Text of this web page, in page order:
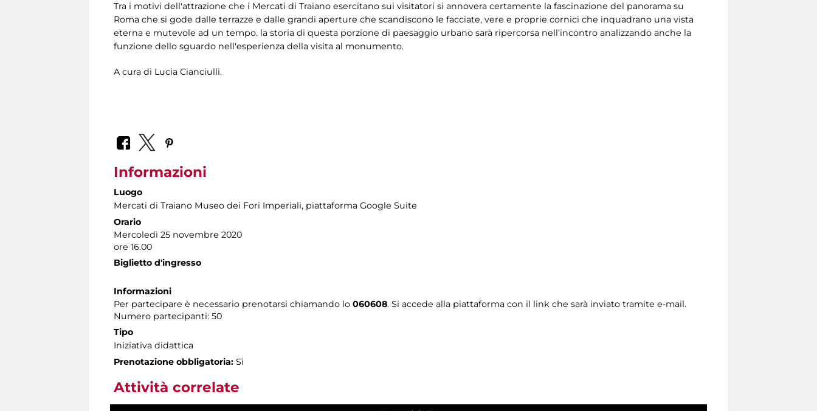
Tra i motivi dell'attrazione che i Mercati di Traiano esercitano sui visitatori si annovera certamente la fascinazione del panorama su
Roma che si gode dalle terrazze e dalle grandi aperture che scandiscono le facciate, vere e proprie cornici che inquadrano una vista
eterna e mutevole ad un tempo. la storia di questa porzione di paesaggio urbano sarà ripercorsa nell’incontro analizzando anche la
funzione dello sguardo nell'esperienza della visita al monumento.
A cura di Lucia Cianciulli.
Informazioni
Luogo
Mercati di Traiano Museo dei Fori Imperiali, piattaforma Google Suite
Orario
Mercoledì 25 novembre 2020
ore 16.00
Biglietto d'ingresso
Informazioni
Per partecipare è necessario prenotarsi chiamando lo 060608. Si accede alla piattaforma con il link che sarà inviato tramite e-mail.
Numero partecipanti: 50
Tipo
Iniziativa didattica
Prenotazione obbligatoria: Sì
Attività correlate